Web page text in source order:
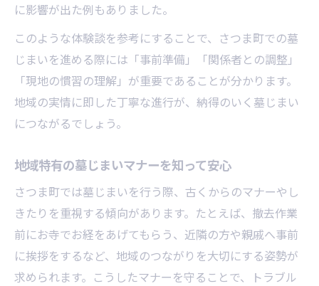
に影響が出た例もありました。
このような体験談を参考にすることで、さつま町での墓
じまいを進める際には「事前準備」「関係者との調整」
「現地の慣習の理解」が重要であることが分かります。
地域の実情に即した丁寧な進行が、納得のいく墓じまい
につながるでしょう。
地域特有の墓じまいマナーを知って安心
さつま町では墓じまいを行う際、古くからのマナーやし
きたりを重視する傾向があります。たとえば、撤去作業
前にお寺でお経をあげてもらう、近隣の方や親戚へ事前
に挨拶をするなど、地域のつながりを大切にする姿勢が
求められます。こうしたマナーを守ることで、トラブル